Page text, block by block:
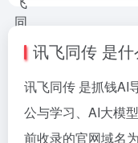
讯飞同传 是什
讯飞同传 是抓钱AI
公与学习、AI大模
前收录的官网域名